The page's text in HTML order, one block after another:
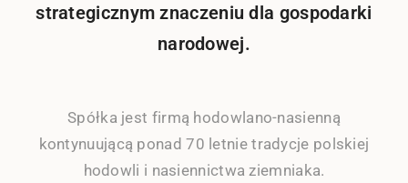
strategicznym znaczeniu dla gospodarki
narodowej.
Spółka jest firmą hodowlano-nasienną
kontynuującą ponad 70 letnie tradycje polskiej
hodowli i nasiennictwa ziemniaka.